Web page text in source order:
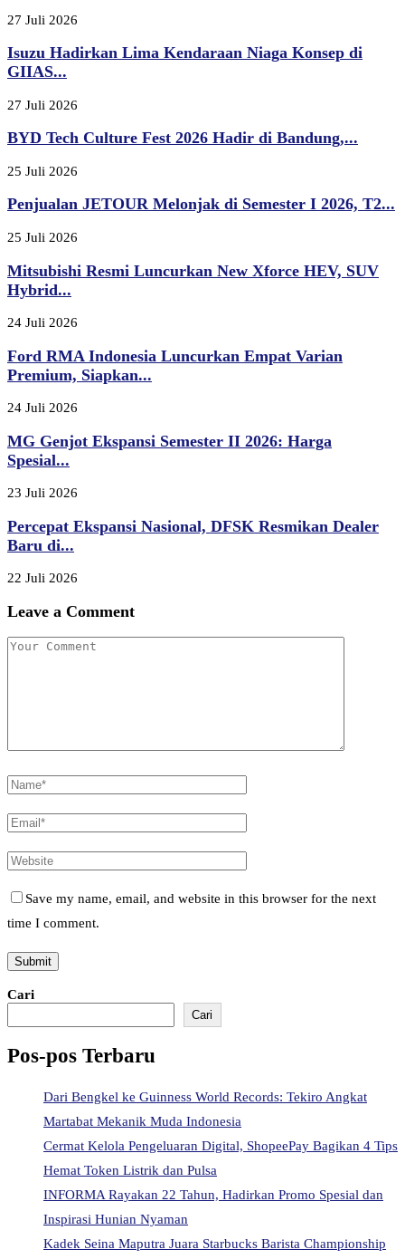
27 Juli 2026
Isuzu Hadirkan Lima Kendaraan Niaga Konsep di
GIIAS...
27 Juli 2026
BYD Tech Culture Fest 2026 Hadir di Bandung,...
25 Juli 2026
Penjualan JETOUR Melonjak di Semester I 2026, T2...
25 Juli 2026
Mitsubishi Resmi Luncurkan New Xforce HEV, SUV
Hybrid...
24 Juli 2026
Ford RMA Indonesia Luncurkan Empat Varian
Premium, Siapkan...
24 Juli 2026
MG Genjot Ekspansi Semester II 2026: Harga
Spesial...
23 Juli 2026
Percepat Ekspansi Nasional, DFSK Resmikan Dealer
Baru di...
22 Juli 2026
Leave a Comment
Save my name, email, and website in this browser for the next
time I comment.
Cari
Cari
Pos-pos Terbaru
Dari Bengkel ke Guinness World Records: Tekiro Angkat
Martabat Mekanik Muda Indonesia
Cermat Kelola Pengeluaran Digital, ShopeePay Bagikan 4 Tips
Hemat Token Listrik dan Pulsa
INFORMA Rayakan 22 Tahun, Hadirkan Promo Spesial dan
Inspirasi Hunian Nyaman
Kadek Seina Maputra Juara Starbucks Barista Championship